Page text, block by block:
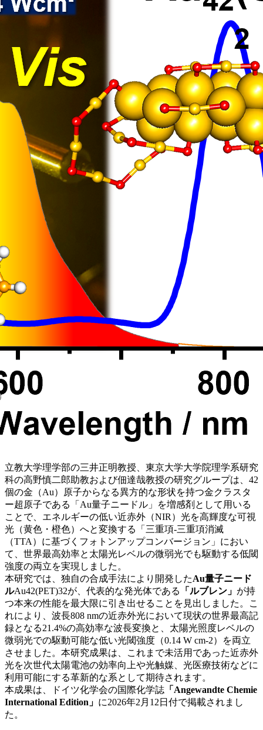
立教大学理学部の三井正明教授、東京大学大学院理学系研究
科の高野慎二郎助教および佃達哉教授の研究グループは、42
個の金（Au）原子からなる異方的な形状を持つ金クラスタ
ー超原子である「Au量子ニードル」を増感剤として用いる
ことで、エネルギーの低い近赤外（NIR）光を高輝度な可視
光（黄色・橙色）へと変換する「三重項-三重項消滅
（TTA）に基づくフォトンアップコンバージョン」におい
て、世界最高効率と太陽光レベルの微弱光でも駆動する低閾
強度の両立を実現しました。
本研究では、独自の合成手法により開発したAu量子ニード
ルAu42(PET)32が、代表的な発光体である 「ルブレン」 が持
つ本来の性能を最大限に引き出せることを見出しました。こ
れにより、波長808 nmの近赤外光において現状の世界最高記
録となる21.4%の高効率な波長変換と、太陽光照度レベルの
微弱光での駆動可能な低い光閾強度（0.14 W cm-2）を両立
させました。本研究成果は、これまで未活用であった近赤外
光を次世代太陽電池の効率向上や光触媒、光医療技術などに
利用可能にする革新的な系として期待されます。
本成果は、ドイツ化学会の国際化学誌 「Angewandte Chemie
International Edition」 に2026年2月12日付で掲載されまし
た。